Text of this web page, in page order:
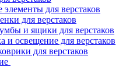
для верстаков
для верстаков
и ящики для верстаков
и освещение для верстаков
для верстаков